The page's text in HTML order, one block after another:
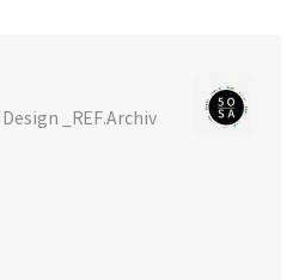
_REF.Archiv